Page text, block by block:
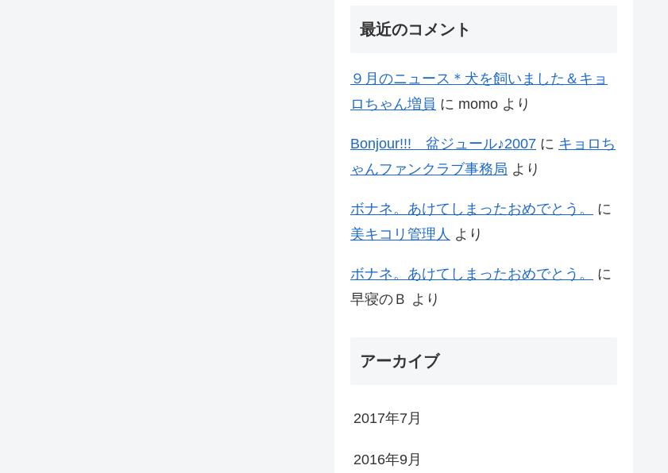
最近のコメント
９月のニュース＊犬を飼いました＆キョ
ロちゃん増員 に momo より
Bonjour!!! 盆ジュール♪2007 に キョロち
ゃんファンクラブ事務局 より
ボナネ。あけてしまったおめでとう。
に
美キコリ管理人 より
ボナネ。あけてしまったおめでとう。
に
早寝のＢ より
アーカイブ
2017年7月
2016年9月